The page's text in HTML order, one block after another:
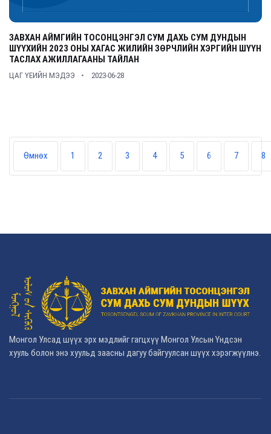
ЗАВХАН АЙМГИЙН ТОСОНЦЭНГЭЛ СУМ ДАХЬ СУМ ДУНДЫН
ШҮҮХИЙН 2023 ОНЫ ХАГАС ЖИЛИЙН ЗӨРЧЛИЙН ХЭРГИЙН ШҮҮН
ТАСЛАХ АЖИЛЛАГААНЫ ТАЙЛАН
ЦАГ ҮЕИЙН МЭДЭЭ 2023-06-28
Өмнөх 1 2 3 4 5 6 7 8
Монгол Улсад шүүх эрх мэдлийг гагцхүү Монгол Улсын Үндсэн
хууль болон энэ хуульд заасны дагуу байгуулсан шүүх хэрэгжүүлнэ.